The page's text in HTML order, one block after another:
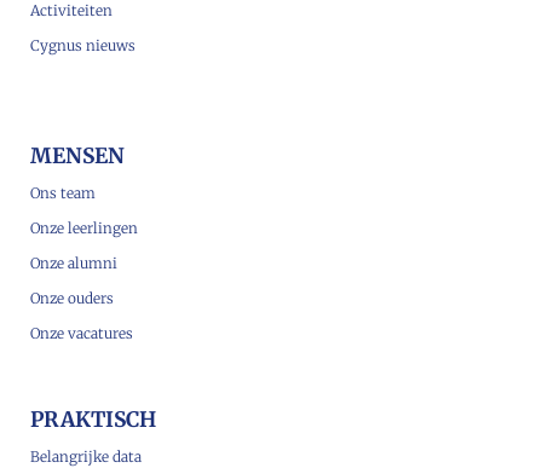
Activiteiten
Cygnus nieuws
MENSEN
Ons team
Onze leerlingen
Onze alumni
Onze ouders
Onze vacatures
PRAKTISCH
Belangrijke data